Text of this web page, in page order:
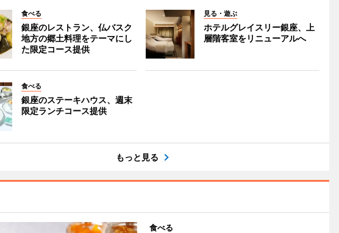
食べる
銀座のレストラン、仏バスク
地方の郷土料理をテーマにし
た限定コース提供
見る・遊ぶ
ホテルグレイスリー銀座、上
層階客室をリニューアルへ
食べる
銀座のステーキハウス、週末
限定ランチコース提供
もっと見る
食べる